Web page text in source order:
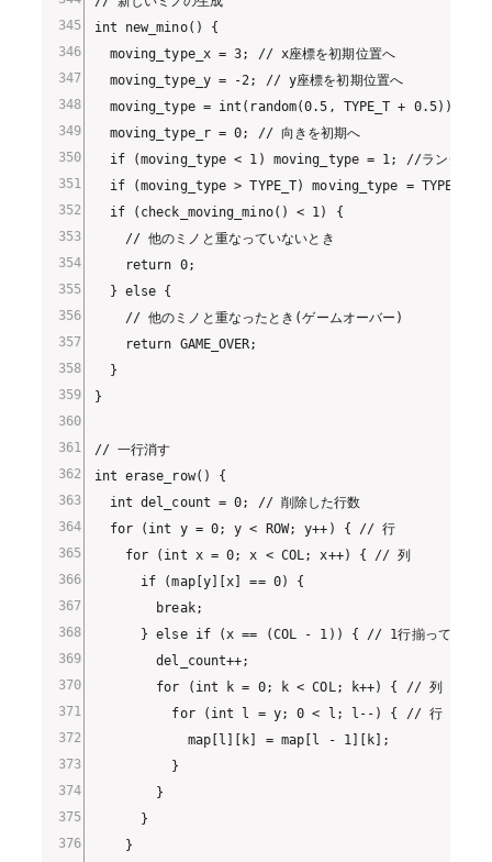
int new_mino() {
  moving_type_x = 3; // x座標を初期位置へ
  moving_type_y = -2; // y座標を初期位置へ
moving_type = int(random(0.5, TYPE_T + 0.5)); //
  moving_type_r = 0; // 向きを初期へ
if (moving_type < 1) moving_type = 1; //ランダムが
if (moving_type > TYPE_T) moving_type = TYPE_T; //
  if (check_moving_mino() < 1) {
    // 他のミノと重なっていないとき
    return 0;
  } else {
    // 他のミノと重なったとき(ゲームオーバー)
    return GAME_OVER;
  }
}
// 一行消す
int erase_row() {
  int del_count = 0; // 削除した行数
  for (int y = 0; y < ROW; y++) { // 行
    for (int x = 0; x < COL; x++) { // 列
      if (map[y][x] == 0) {
        break;
} else if (x == (COL - 1)) { // 1行揃っていたと
        del_count++;
        for (int k = 0; k < COL; k++) { // 列
          for (int l = y; 0 < l; l--) { // 行
            map[l][k] = map[l - 1][k];
          }
        }
      }
    }